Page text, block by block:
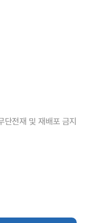
전재 및 재배포 금지